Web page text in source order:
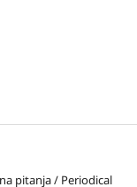
pitanja / Periodical